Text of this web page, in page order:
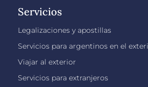
Servicios
Legalizaciones y apostillas
Servicios para argentinos en el
Viajar al exterior
Servicios para extranjeros